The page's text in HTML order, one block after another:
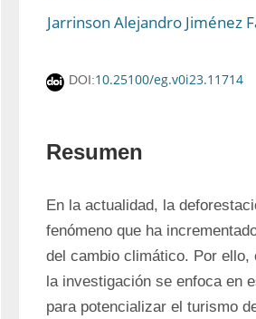
Jarrinson Alejandro Jiménez
DOI:10.25100/eg.v0i23.11714
Resumen
En la actualidad, la
fenómeno que ha
del cambio climático. Por ello,
la investigación se enfoca en
para potencializar el turismo